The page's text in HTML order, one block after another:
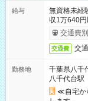
給与
無資格未
収1万640
交通費
交通費 交
勤務地
千葉県八千
八千代台駅
≪自宅か